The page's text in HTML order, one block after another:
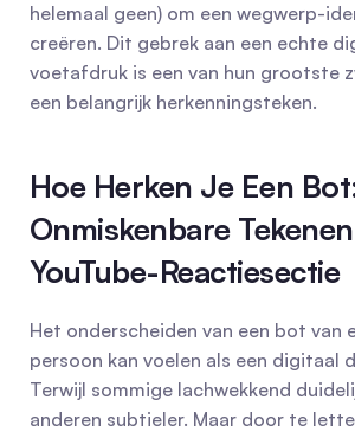
helemaal geen) om een wegwerp-
creëren. Dit gebrek aan een echte
voetafdruk is een van hun grootste
een belangrijk herkenningsteken.
Hoe Herken Je Een
Onmiskenbare
YouTube-Reactiesectie
Het onderscheiden van een bot van
persoon kan voelen als een digitaal
Terwijl sommige lachwekkend
anderen subtieler. Maar door te